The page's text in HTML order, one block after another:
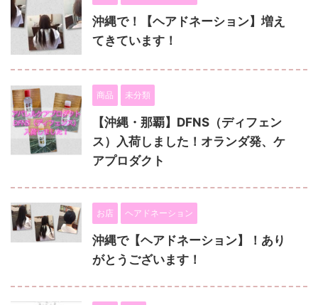
沖縄で！【ヘアドネーション】増え
てきています！
商品 未分類
【沖縄・那覇】DFNS（ディフェン
ス）入荷しました！オランダ発、ケ
アプロダクト
お店 ヘアドネーション
沖縄で【ヘアドネーション】！あり
がとうございます！